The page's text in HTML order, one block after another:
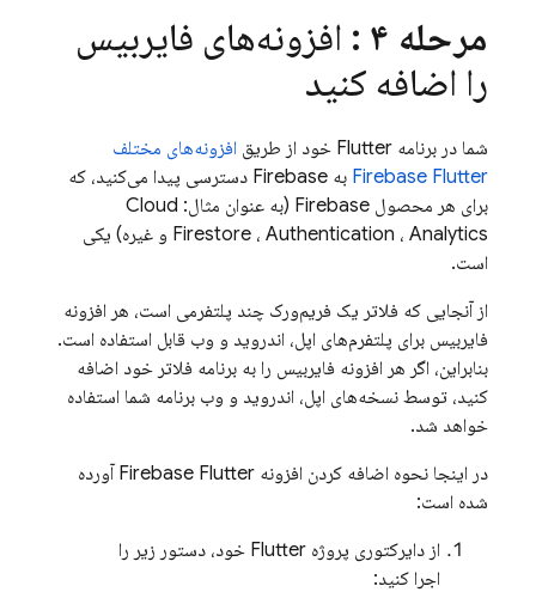
مرحله ۴
: افزونه‌های فایربیس
را اضافه کنید
شما در برنامه Flutter خود از طریق
افزونه‌های مختلف
Firebase Flutter
به Firebase دسترسی پیدا می‌کنید، که
برای هر محصول Firebase (به عنوان مثال:
Cloud
Firestore ، Authentication ، Analytics
و غیره) یکی
است.
از آنجایی که فلاتر یک فریم‌ورک چند پلتفرمی است، هر افزونه
فایربیس برای پلتفرم‌های اپل، اندروید و وب قابل استفاده است.
بنابراین، اگر هر افزونه فایربیس را به برنامه فلاتر خود اضافه
کنید، توسط نسخه‌های اپل، اندروید و وب برنامه شما استفاده
خواهد شد.
در اینجا نحوه اضافه کردن افزونه Firebase Flutter آورده
شده است:
از دایرکتوری پروژه Flutter خود، دستور زیر را
اجرا کنید: